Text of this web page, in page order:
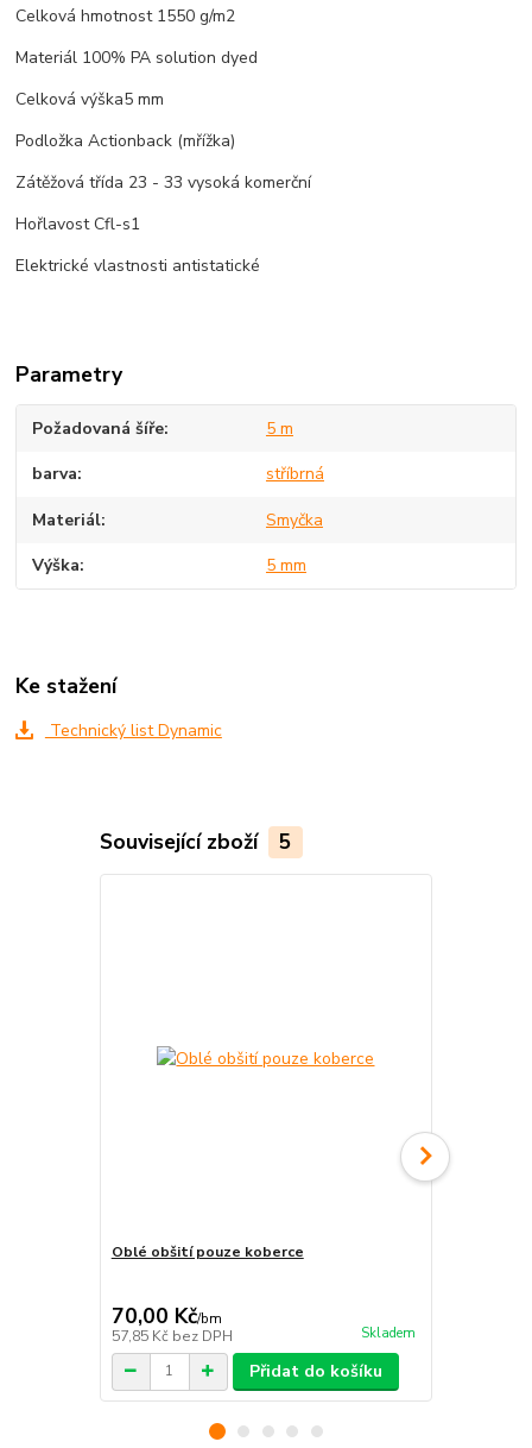
Celková hmotnost 1550 g/m2
Materiál 100% PA solution dyed
Celková výška5 mm
Podložka Actionback (mřížka)
Zátěžová třída 23 - 33 vysoká komerční
Hořlavost Cfl-s1
Elektrické vlastnosti antistatické
Parametry
Požadovaná šíře 5 m
barva stříbrná
Materiál Smyčka
Výška 5 mm
Ke stažení
Technický list Dynamic
Související zboží 5
Oblé obšití pouze koberce
70,00 Kč/bm
57,85 Kč bez DPH Skladem
Přidat do košíku